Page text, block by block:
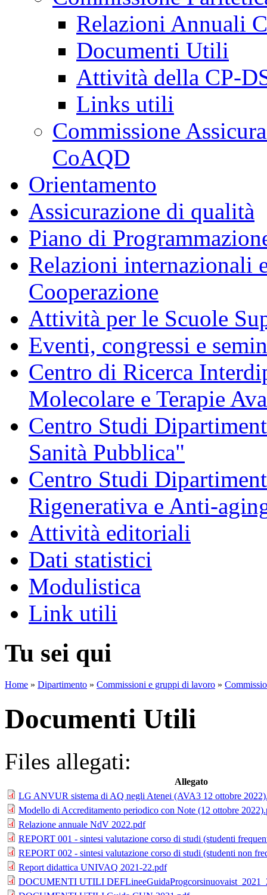
Relazioni Annuali
Documenti Utili
Attività della CP-
Links utili
Commissione
CoAQD
Orientamento
Assicurazione di qualità
Piano di
Relazioni internazionali
Cooperazione
Attività per le Scuole
Eventi, congressi e
Centro di Ricerca
Molecolare e Terapie
Centro Studi
Sanità Pubblica"
Centro Studi
Rigenerativa e Anti-
Attività editoriali
Dati statistici
Modulistica
Link utili
Tu sei qui
Home » Dipartimento » Commissioni e gruppi di lavoro »
Documenti Utili
Files allegati:
Allegato
LG ANVUR sistema di AQ negli Atenei (AVA3 12 ottobre
Modello di Accreditamento periodico con Note (12 ottobre
Relazione annuale NdV 2022.pdf
REPORT 001 - sintesi valutazione corso di studi (studenti
REPORT 002 - sintesi valutazione corso di studi (studenti non
Report didattica UNIVAQ 2021-22.pdf
DOCUMENTI UTILI